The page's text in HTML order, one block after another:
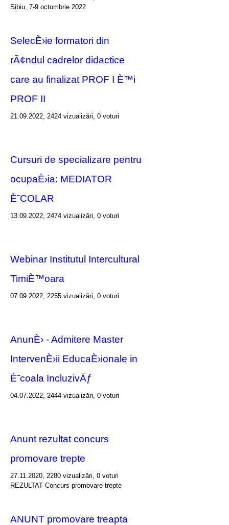
Sibiu, 7-9 octombrie 2022
SelecÈ›ie formatori din
rÃ¢ndul cadrelor didactice
care au finalizat PROF I È™i
PROF II
21.09.2022, 2424 vizualizări, 0 voturi
Cursuri de specializare pentru
ocupaÈ›ia: MEDIATOR
È˜COLAR
13.09.2022, 2474 vizualizări, 0 voturi
Webinar Institutul Intercultural
TimiÈ™oara
07.09.2022, 2255 vizualizări, 0 voturi
AnunÈ› - Admitere Master
IntervenÈ›ii EducaÈ›ionale in
È˜coala IncluzivÄƒ
04.07.2022, 2444 vizualizări, 0 voturi
Anunt rezultat concurs
promovare trepte
27.11.2020, 2280 vizualizări, 0 voturi
REZULTAT Concurs promovare trepte
ANUNT promovare treapta